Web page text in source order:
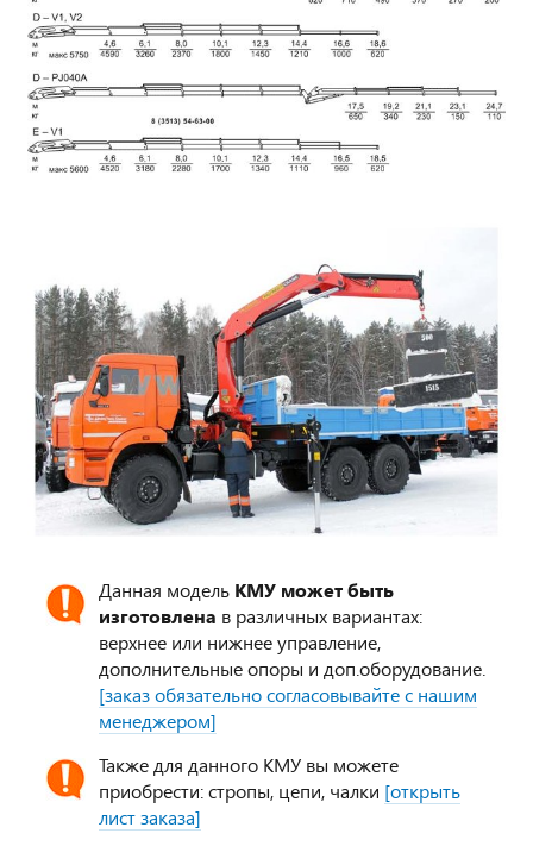
Данная модель КМУ может быть
изготовлена в различных вариантах:
верхнее или нижнее управление,
дополнительные опоры и доп.оборудование.
[заказ обязательно согласовывайте с нашим
менеджером]
Также для данного КМУ вы можете
приобрести: стропы, цепи, чалки [открыть
лист заказа]